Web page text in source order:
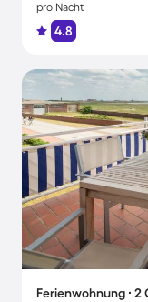
pro Nacht
4.8
Ferienwohnung ∙ 2